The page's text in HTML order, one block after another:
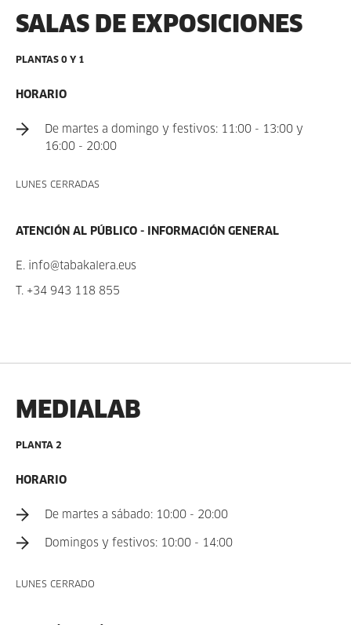
SALAS DE EXPOSICIONES
PLANTAS 0 Y 1
HORARIO
De martes a domingo y festivos: 11:00 - 13:00 y
16:00 - 20:00
LUNES CERRADAS
ATENCIÓN AL PÚBLICO - INFORMACIÓN GENERAL
E. info@tabakalera.eus
T. +34 943 118 855
MEDIALAB
PLANTA 2
HORARIO
De martes a sábado: 10:00 - 20:00
Domingos y festivos: 10:00 - 14:00
LUNES CERRADO